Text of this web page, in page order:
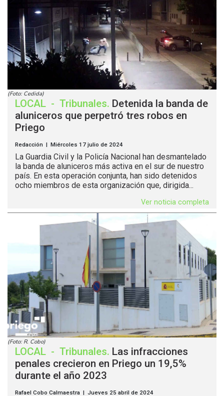
(Foto: Cedida)
LOCAL - Tribunales. Detenida la banda de
aluniceros que perpetró tres robos en
Priego
Redacción | Miércoles 17 julio de 2024
La Guardia Civil y la Policía Nacional han desmantelado
la banda de aluniceros más activa en el sur de nuestro
país. En esta operación conjunta, han sido detenidos
ocho miembros de esta organización que, dirigida...
Ver noticia completa
(Foto: R. Cobo)
LOCAL - Tribunales. Las infracciones
penales crecieron en Priego un 19,5%
durante el año 2023
Rafael Cobo Calmaestra | Jueves 25 abril de 2024